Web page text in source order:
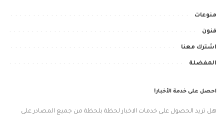
منوعات
فنون
اشترك معنا
المفضلة
احصل على خدمة الأخبار!
هل تريد الحصول على خدمات الاخبار لحظة بلحظة من جميع المصادر على